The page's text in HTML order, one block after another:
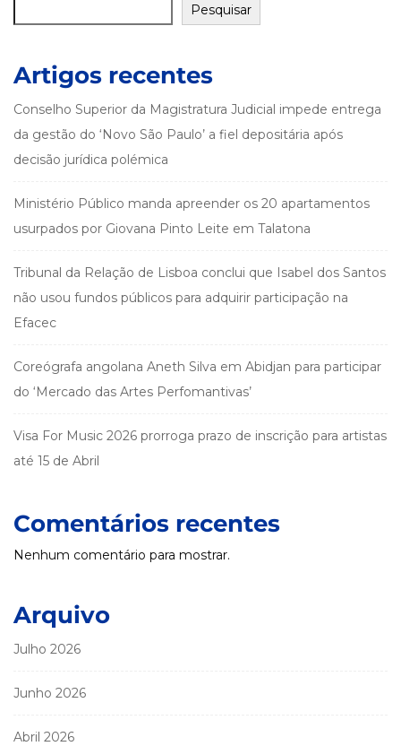
Pesquisar
Artigos recentes
Conselho Superior da Magistratura Judicial impede entrega
da gestão do ‘Novo São Paulo’ a fiel depositária após
decisão jurídica polémica
Ministério Público manda apreender os 20 apartamentos
usurpados por Giovana Pinto Leite em Talatona
Tribunal da Relação de Lisboa conclui que Isabel dos Santos
não usou fundos públicos para adquirir participação na
Efacec
Coreógrafa angolana Aneth Silva em Abidjan para participar
do ‘Mercado das Artes Perfomantivas’
Visa For Music 2026 prorroga prazo de inscrição para artistas
até 15 de Abril
Comentários recentes
Nenhum comentário para mostrar.
Arquivo
Julho 2026
Junho 2026
Abril 2026